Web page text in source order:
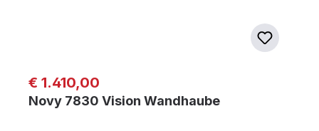
Regulärer Preis:
€ 1.410,00
Novy 7830 Vision Wandhaube